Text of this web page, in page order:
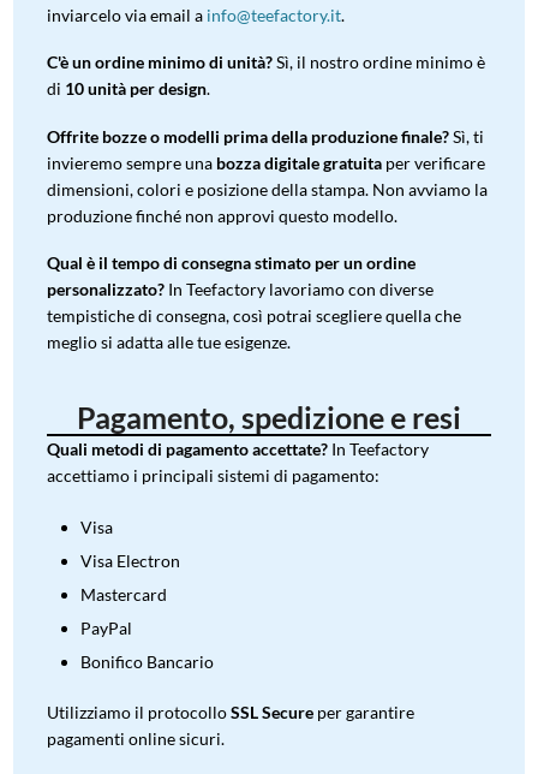
inviarcelo via email a info@teefactory.it.
C'è un ordine minimo di unità?Sì, il nostro ordine minimo è
di 10 unità per design.
Offrite bozze o modelli prima della produzione finale?Sì, ti
invieremo sempre una bozza digitale gratuita per verificare
dimensioni, colori e posizione della stampa. Non avviamo la
produzione finché non approvi questo modello.
Qual è il tempo di consegna stimato per un ordine
personalizzato? In Teefactory lavoriamo con diverse
tempistiche di consegna, così potrai scegliere quella che
meglio si adatta alle tue esigenze.
Pagamento, spedizione e resi
Quali metodi di pagamento accettate? In Teefactory
accettiamo i principali sistemi di pagamento:
Visa
Visa Electron
Mastercard
PayPal
Bonifico Bancario
Utilizziamo il protocolloSSL Secure per garantire
pagamenti online sicuri.